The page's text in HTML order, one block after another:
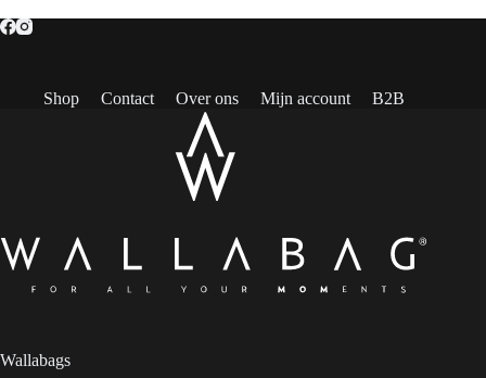
Shop Contact Over ons Mijn account B2B
Wallabags